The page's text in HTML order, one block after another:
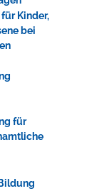
Kinder,
bei
für